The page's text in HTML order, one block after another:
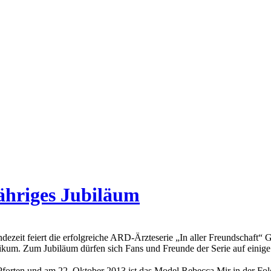
Jubiläum
feiert die erfolgreiche ARD-Ärzteserie „In aller Freundschaft“
Zum Jubiläum dürfen sich Fans und Freunde der Serie auf